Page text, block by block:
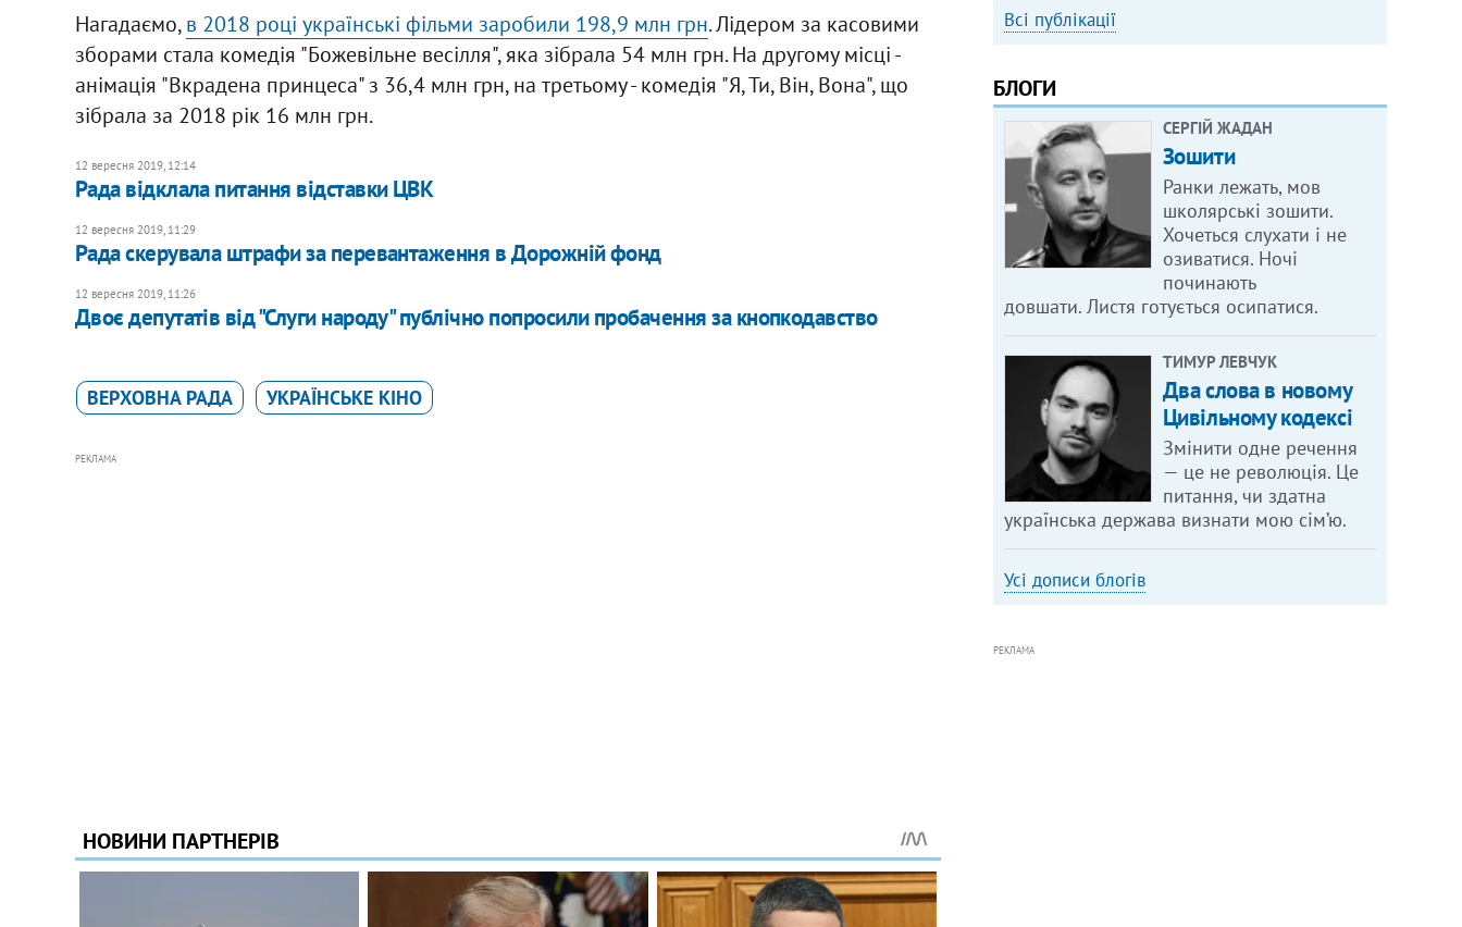
Нагадаємо,в 2018 році українські фільми заробили 198,9 млн грн. Лідером за касовими
зборами стала комедія "Божевільне весілля", яка зібрала 54 млн грн. На другому місці -
анімація "Вкрадена принцеса" з 36,4 млн грн, на третьому - комедія "Я, Ти, Він, Вона", що
зібрала за 2018 рік 16 млн грн.
12 вересня 2019, 12:14
Рада відклала питання відставки ЦВК
12 вересня 2019, 11:29
Рада скерувала штрафи за перевантаження в Дорожній фонд
12 вересня 2019, 11:26
Двоє депутатів від "Слуги народу" публічно попросили пробачення за кнопкодавство
ВЕРХОВНА РАДА УКРАЇНСЬКЕ КІНО
РЕКЛАМА
Всі публікації
БЛОГИ
СЕРГІЙ ЖАДАН
Зошити
Ранки лежать, мов
школярські зошити.
Хочеться слухати і не
озиватися. Ночі
починають
довшати. Листя готується осипатися.
ТИМУР ЛЕВЧУК
Два слова в новому
Цивільному кодексі
Змінити одне речення
— це не революція. Це
питання, чи здатна
українська держава визнати мою сім’ю.
Усі дописи блогів
РЕКЛАМА